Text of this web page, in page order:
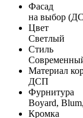
Фасад
на выбор
Цвет
Светлый
Стиль
Материал
ДСП
Фурнитура
Boyard,
Кромка